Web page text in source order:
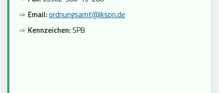
⇒ Email:ordnungsamt@lkspn.de
⇒ Kennzeichen: SPB